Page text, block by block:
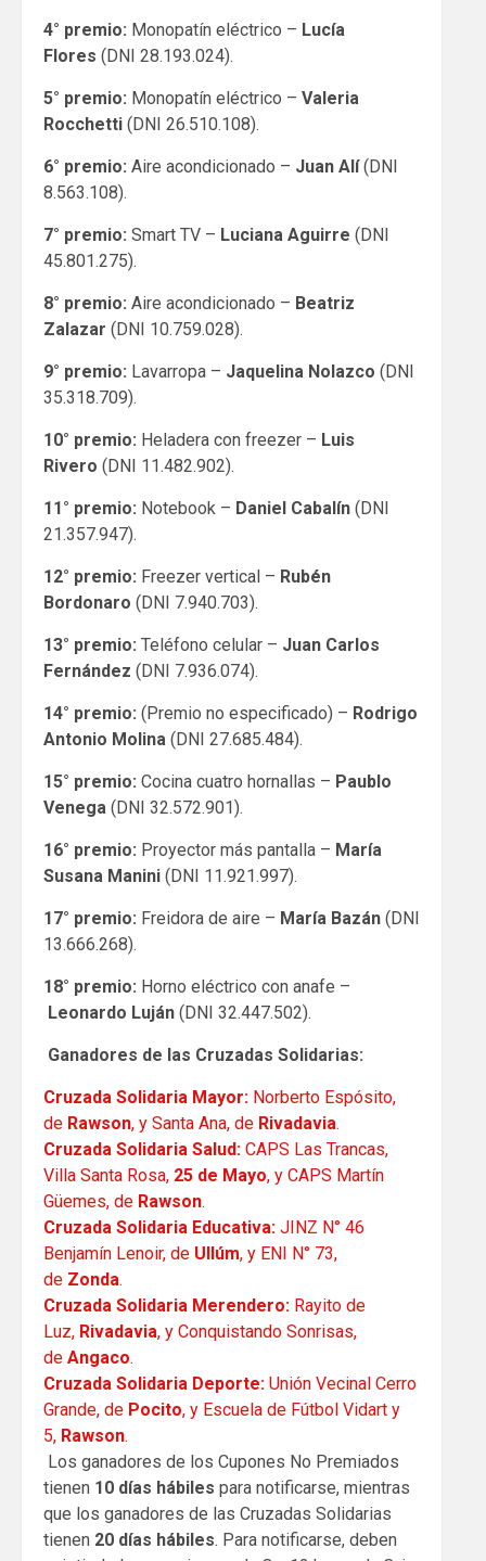
4° premio: Monopatín eléctrico – Lucía
Flores (DNI 28.193.024).
5° premio: Monopatín eléctrico – Valeria
Rocchetti (DNI 26.510.108).
6° premio: Aire acondicionado – Juan Alí(DNI
8.563.108).
7° premio: Smart TV – Luciana Aguirre (DNI
45.801.275).
8° premio: Aire acondicionado – Beatriz
Zalazar (DNI 10.759.028).
9° premio: Lavarropa – Jaquelina Nolazco (DNI
35.318.709).
10° premio: Heladera con freezer – Luis
Rivero (DNI 11.482.902).
11° premio: Notebook – Daniel Cabalín (DNI
21.357.947).
12° premio: Freezer vertical – Rubén
Bordonaro (DNI 7.940.703).
13° premio: Teléfono celular – Juan Carlos
Fernández (DNI 7.936.074).
14° premio: (Premio no especificado) – Rodrigo
Antonio Molina (DNI 27.685.484).
15° premio: Cocina cuatro hornallas – Paublo
Venega (DNI 32.572.901).
16° premio: Proyector más pantalla – María
Susana Manini (DNI 11.921.997).
17° premio: Freidora de aire – María Bazán (DNI
13.666.268).
18° premio: Horno eléctrico con anafe –
Leonardo Luján (DNI 32.447.502).
Ganadores de las Cruzadas Solidarias:
Cruzada Solidaria Mayor: Norberto Espósito,
de Rawson, y Santa Ana, de Rivadavia.
Cruzada Solidaria Salud: CAPS Las Trancas,
Villa Santa Rosa, 25 de Mayo, y CAPS Martín
Güemes, de Rawson.
Cruzada Solidaria Educativa: JINZ N° 46
Benjamín Lenoir, de Ullúm, y ENI N° 73,
de Zonda.
Cruzada Solidaria Merendero: Rayito de
Luz, Rivadavia, y Conquistando Sonrisas,
de Angaco.
Cruzada Solidaria Deporte: Unión Vecinal Cerro
Grande, de Pocito, y Escuela de Fútbol Vidart y
5, Rawson.
Los ganadores de los Cupones No Premiados
tienen 10 días hábiles para notificarse, mientras
que los ganadores de las Cruzadas Solidarias
tienen 20 días hábiles. Para notificarse, deben